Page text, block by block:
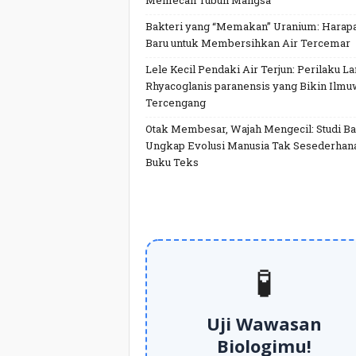
Bakteri yang “Memakan” Uranium:
Baru untuk Membersihkan Air Tercemar
Lele Kecil Pendaki Air Terjun: Perilaku
Rhyacoglanis paranensis yang Bikin
Tercengang
Otak Membesar, Wajah Mengecil: Studi
Ungkap Evolusi Manusia Tak
Buku Teks
🧪
Uji Wawasan
Biologimu!